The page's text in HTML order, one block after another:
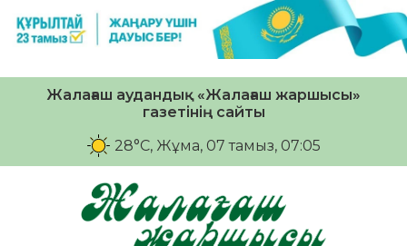
Жалағаш аудандық «Жалағаш жаршысы»
газетінің сайты
28°C, Жұма, 07 тамыз, 07:05